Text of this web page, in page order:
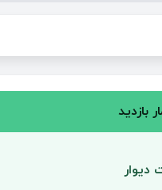
بازدید
دیوار